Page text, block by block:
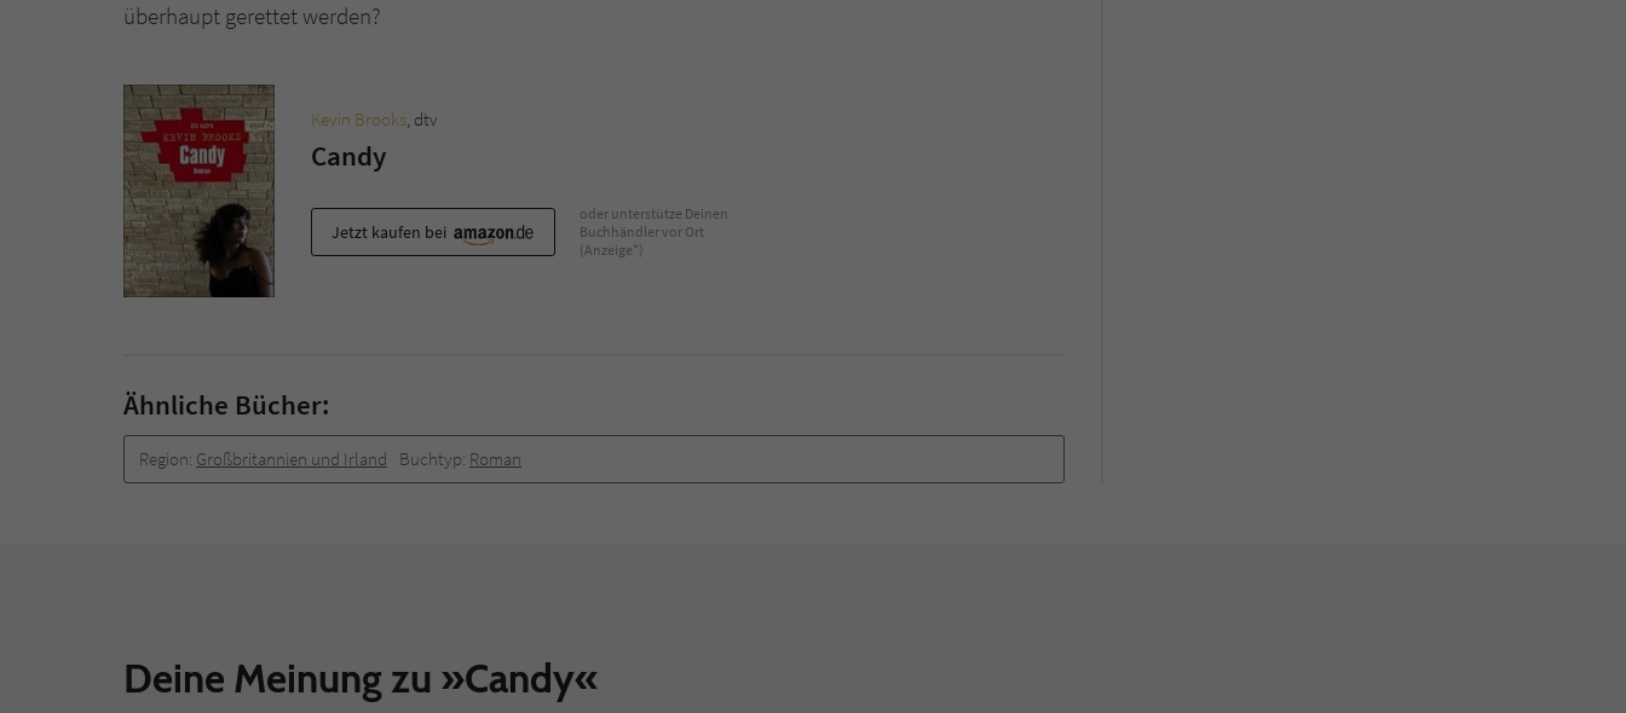
überhaupt gerettet werden?
Kevin Brooks, dtv
Candy
Jetzt kaufen bei
oder unterstütze Deinen
Buchhändler vor Ort
(Anzeige*)
Ähnliche Bücher:
Region: Großbritannien und Irland Buchtyp: Roman
Deine Meinung zu »Candy«
Laufzeit